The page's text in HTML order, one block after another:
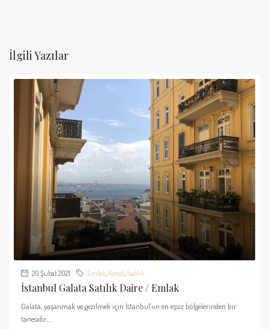
İlgili Yazılar
20 Şubat 2021 Emlak, Genel , Satılık
İstanbul Galata Satılık Daire / Emlak
Galata, yaşanmak ve gezilmek için İstanbul’un en eşsiz bölgelerinden bir
tanesidir....